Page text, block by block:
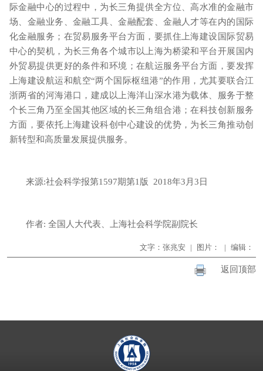
际金融中心的过程中，为长三角提供全方位、高水准的金融市
场、金融业务、金融工具、金融配套、金融人才等在内的国际
化金融服务；在贸易服务平台方面，要抓住上海建设国际贸易
中心的契机，为长三角各个城市以上海为桥梁和平台开展国内
外贸易提供更好的条件和环境；在航运服务平台方面，要发挥
上海建设航运和航空“两个国际枢纽港”的作用，尤其要联合江
浙两省的河海港口，建成以上海洋山深水港为载体、服务于整
个长三角乃至全国其他区域的长三角组合港；在科技创新服务
方面，要依托上海建设科创中心建设的优势，为长三角推动创
新转型和高质量发展提供服务。
来源:社会科学报第1597期第1版 2018年3月 3 日
作者: 全国人大代表、上海社会科学院副院长
文字：张兆安 | 图片： | 编辑：
返回顶部